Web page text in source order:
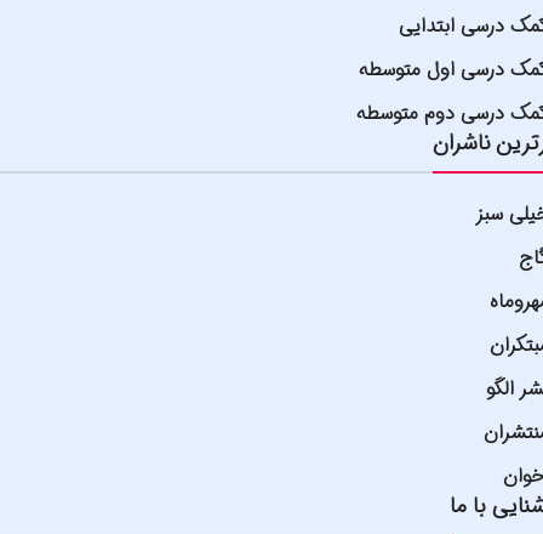
درسی ابتدایی
درسی اول متوسطه
درسی دوم متوسطه
ناشران
سبز
الگو
با ما